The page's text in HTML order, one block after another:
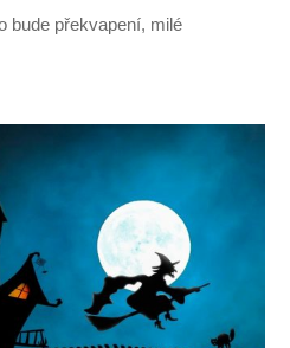
bude překvapení, milé